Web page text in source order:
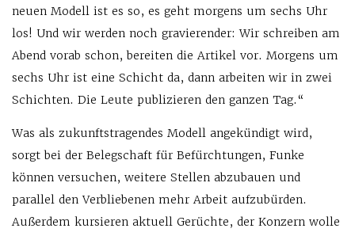
neuen Modell ist es so, es geht morgens um sechs Uhr
los! Und wir werden noch gravierender: Wir schreiben am
Abend vorab schon, bereiten die Artikel vor. Morgens um
sechs Uhr ist eine Schicht da, dann arbeiten wir in zwei
Schichten. Die Leute publizieren den ganzen Tag.“
Was als zukunftstragendes Modell angekündigt wird,
sorgt bei der Belegschaft für Befürchtungen, Funke
können versuchen, weitere Stellen abzubauen und
parallel den Verbliebenen mehr Arbeit aufzubürden.
Außerdem kursieren aktuell Gerüchte, der Konzern wolle